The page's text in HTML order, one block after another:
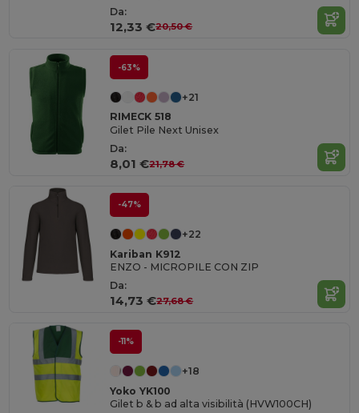
Da:
12,33 €20,50 €
-63%
+21
RIMECK 518
Gilet Pile Next Unisex
Da:
8,01 €21,78 €
-47%
+22
Kariban K912
ENZO - MICROPILE CON ZIP
Da:
14,73 €27,68 €
-11%
+18
Yoko YK100
Gilet b & b ad alta visibilità (HVW100CH)